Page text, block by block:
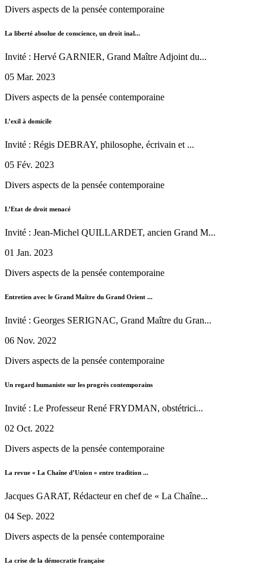
Divers aspects de la pensée contemporaine
La liberté absolue de conscience, un droit inal...
Invité : Hervé GARNIER, Grand Maître Adjoint du...
05 Mar. 2023
Divers aspects de la pensée contemporaine
L’exil à domicile
Invité : Régis DEBRAY, philosophe, écrivain et ...
05 Fév. 2023
Divers aspects de la pensée contemporaine
L’Etat de droit menacé
Invité : Jean-Michel QUILLARDET, ancien Grand M...
01 Jan. 2023
Divers aspects de la pensée contemporaine
Entretien avec le Grand Maître du Grand Orient ...
Invité : Georges SERIGNAC, Grand Maître du Gran...
06 Nov. 2022
Divers aspects de la pensée contemporaine
Un regard humaniste sur les progrès contemporains
Invité : Le Professeur René FRYDMAN, obstétrici...
02 Oct. 2022
Divers aspects de la pensée contemporaine
La revue « La Chaîne d’Union » entre tradition ...
Jacques GARAT, Rédacteur en chef de « La Chaîne...
04 Sep. 2022
Divers aspects de la pensée contemporaine
La crise de la démocratie française